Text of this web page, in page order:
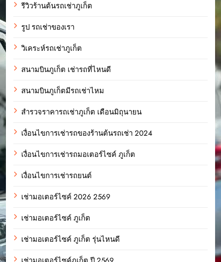
รีวิวร้านต้นรถเช่าภูเก็ต
รูป รถเช่าของเรา
วิเคระห์รถเช่าภูเก็ต
สนามบินภูเก็ต เช่ารถที่ไหนดี
สนามบินภูเก็ตมีรถเช่าไหม
สำรวจราคารถเช่าภูเก็ต เดือนมิถุนายน
เงื่อนไขการเช่ารถของร้านต้นรถเช่า 2024
เงื่อนไขการเช่ารถมอเตอร์ไซค์ ภูเก็ต
เงื่อนไขการเช่ารถยนต์
เช่ามอเตอร์ไซค์ 2026 2569
เช่ามอเตอร์ไซค์ ภูเก็ต
เช่ามอเตอร์ไซค์ ภูเก็ต รุ่นไหนดี